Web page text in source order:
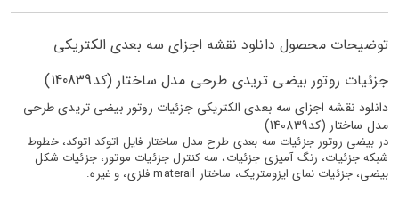
توضیحات محصول دانلود نقشه اجزای سه بعدی الکتریکی
جزئیات روتور بیضی تریدی طرحی مدل ساختار (کد140839)
دانلود نقشه اجزای سه بعدی الکتریکی جزئیات روتور بیضی تریدی طرحی
مدل ساختار (کد140839)
در بیضی روتور جزئیات سه بعدی طرح مدل ساختار فایل اتوکد اتوکد، خطوط
شبکه جزئیات، رنگ آمیزی جزئیات، سه کنترل جزئیات موتور، جزئیات شکل
بیضی، جزئیات نمای ایزومتریک، ساختار materail فلزی، و غیره.